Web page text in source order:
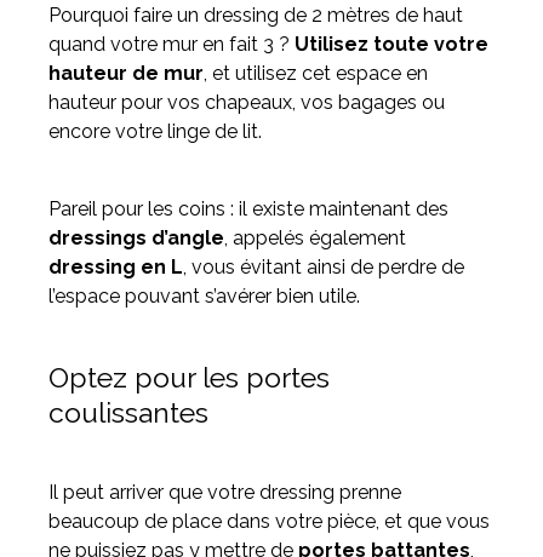
Pourquoi faire un dressing de 2 mètres de haut
quand votre mur en fait 3 ? Utilisez toute votre
hauteur de mur, et utilisez cet espace en
hauteur pour vos chapeaux, vos bagages ou
encore votre linge de lit.
Pareil pour les coins : il existe maintenant des
dressings d’angle, appelés également
dressing en L, vous évitant ainsi de perdre de
l’espace pouvant s’avérer bien utile.
Optez pour les portes
coulissantes
Il peut arriver que votre dressing prenne
beaucoup de place dans votre pièce, et que vous
ne puissiez pas y mettre de portes battantes,